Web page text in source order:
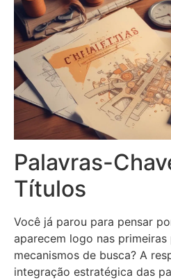
Palavras-
Títulos
Você já parou para pensar
aparecem logo nas
mecanismos de busca? A
integração estratégica das